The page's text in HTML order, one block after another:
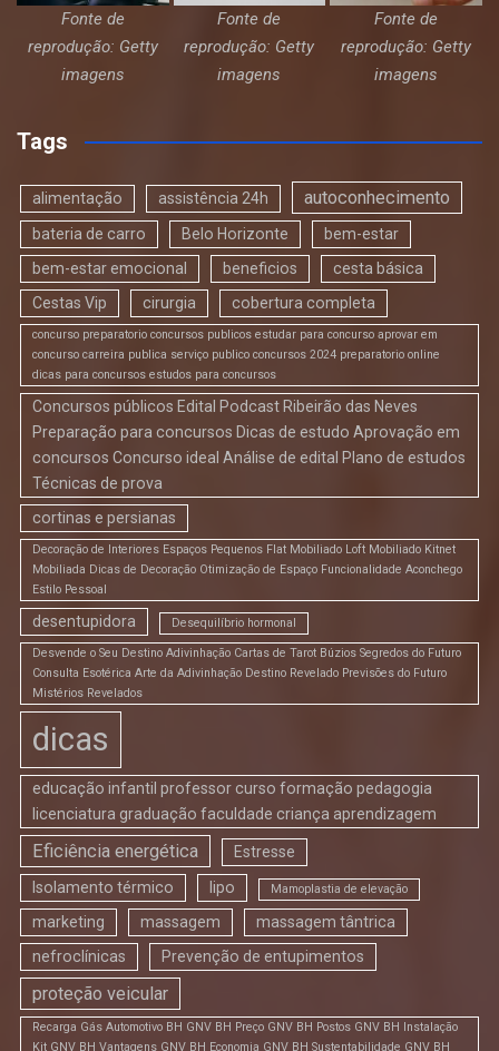
Fonte de
reprodução: Getty
imagens
Fonte de
reprodução: Getty
imagens
Fonte de
reprodução: Getty
imagens
Tags
alimentação assistência 24h autoconhecimento
bateria de carro Belo Horizonte
bem-estar
bem-estar emocional
beneficios
cesta básica
Cestas Vip
cirurgia cobertura completa
concurso preparatorio concursos publicos estudar para concurso aprovar em
concurso carreira publica serviço publico concursos 2024 preparatorio online
dicas para concursos estudos para concursos
Concursos públicos Edital Podcast Ribeirão das Neves
Preparação para concursos Dicas de estudo Aprovação em
concursos Concurso ideal Análise de edital Plano de estudos
Técnicas de prova
cortinas e persianas
Decoração de Interiores Espaços Pequenos Flat Mobiliado Loft Mobiliado Kitnet
Mobiliada Dicas de Decoração Otimização de Espaço Funcionalidade Aconchego
Estilo Pessoal
desentupidora Desequilíbrio hormonal
Desvende o Seu Destino Adivinhação Cartas de Tarot Búzios Segredos do Futuro
Consulta Esotérica Arte da Adivinhação Destino Revelado Previsões do Futuro
Mistérios Revelados
dicas
educação infantil professor curso formação pedagogia
licenciatura graduação faculdade criança aprendizagem
Eficiência energética
Estresse
Isolamento térmico
lipo Mamoplastia de elevação
marketing massagem
massagem tântrica
nefroclínicas
Prevenção de entupimentos
proteção veicular
Recarga Gás Automotivo BH GNV BH Preço GNV BH Postos GNV BH Instalação
Kit GNV BH Vantagens GNV BH Economia GNV BH Sustentabilidade GNV BH